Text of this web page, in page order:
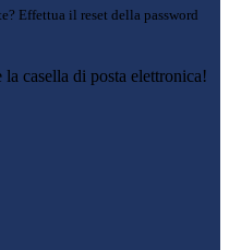
Effettua il reset della password
casella di posta elettronica!